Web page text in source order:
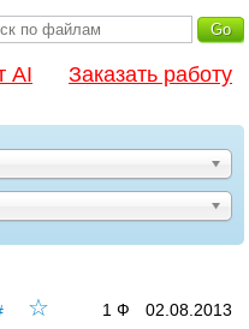
AI Заказать работу
☆ 02.08.2013
1 Ф